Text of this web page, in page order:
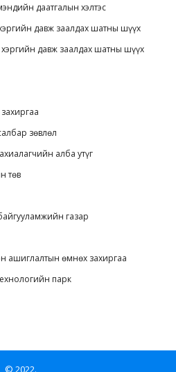
даатгалын хэлтэс
давж заалдах шатны шүүх
давж заалдах шатны шүүх
зөвлөл
алба утүг
төв
газар
ашиглалтын өмнөх захиргаа
парк
© 2022.